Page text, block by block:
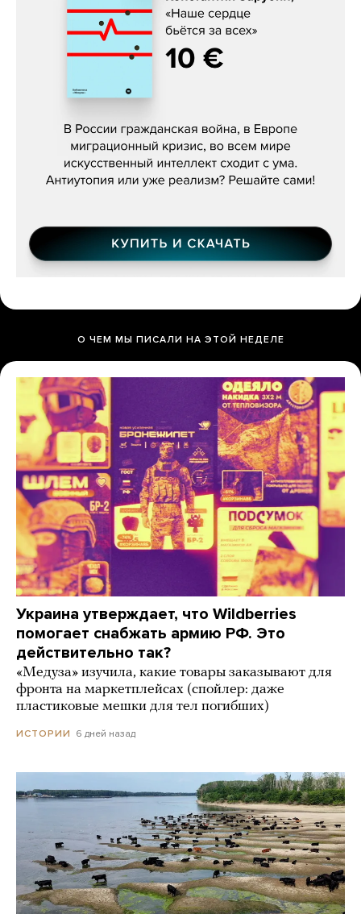
Константин Зарубин, «Наше сердце
О ЧЕМ МЫ ПИСАЛИ НА ЭТОЙ НЕДЕЛЕ
Украина утверждает, что Wildberries
помогает снабжать армию РФ. Это
действительно так?
«Медуза» изучила, какие товары заказывают для
фронта на маркетплейсах (спойлер: даже
пластиковые мешки для тел погибших)
ИСТОРИИ 6 дней назад